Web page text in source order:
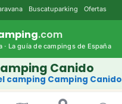
Buscatuparking Ofertas
.com
· La guía de campings de España
Canido
camping Camping Canido